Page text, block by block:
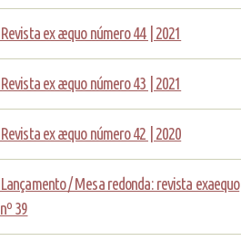
Revista ex æquo número 44 | 2021
Revista ex æquo número 43 | 2021
Revista ex æquo número 42 | 2020
Lançamento / Mesa redonda: revista exaequo
nº 39